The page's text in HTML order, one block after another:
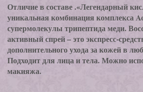
Отличие в составе .«Легендарный
уникальная комбинация комплекса
супермолекулы трипептида меди.
активный спрей – это экспресс-
дополнительного ухода за кожей в
Подходит для лица и тела. Можно
макияжа.